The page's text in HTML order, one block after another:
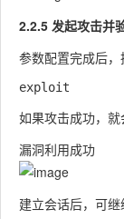
2.2.5 发起攻击并
参数配置完成后，
如果攻击成功，就
漏洞利用成功
建立会话后，可继